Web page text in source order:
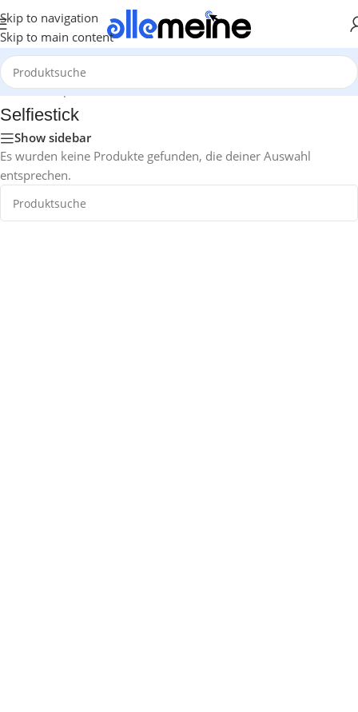
Skip to navigation
Skip to main content
Start/Smartphones & Audio/Selfiestick
Selfiestick
Show sidebar
Es wurden keine Produkte gefunden, die deiner Auswahl
entsprechen.